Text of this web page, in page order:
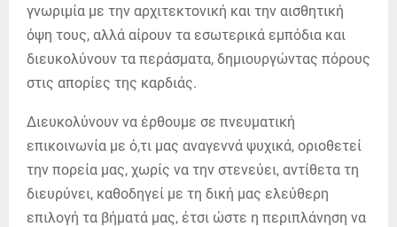
γνωριμία με την αρχιτεκτονική και την αισθητική
όψη τους, αλλά αίρουν τα εσωτερικά εμπόδια και
διευκολύνουν τα περάσματα, δημιουργώντας πόρους
στις απορίες της καρδιάς.
Διευκολύνουν να έρθουμε σε πνευματική
επικοινωνία με ό,τι μας αναγεννά ψυχικά, οριοθετεί
την πορεία μας, χωρίς να την στενεύει, αντίθετα τη
διευρύνει, καθοδηγεί με τη δική μας ελεύθερη
επιλογή τα βήματά μας, έτσι ώστε η περιπλάνηση να